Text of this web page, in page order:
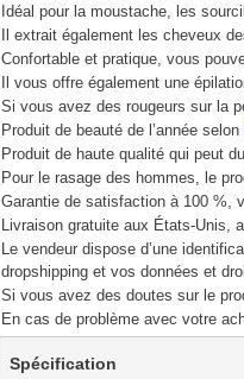
Idéal pour la moustache, les
Il extrait également les cheveux
Confortable et pratique, vous
Il vous offre également une
Si vous avez des rougeurs sur la
Produit de beauté de l’année selon
Produit de haute qualité qui peut
Pour le rasage des hommes, le
Garantie de satisfaction à 100 %,
Livraison gratuite aux États-Unis,
Le vendeur dispose d’une
dropshipping et vos données et
Si vous avez des doutes sur le
En cas de problème avec votre
Spécification